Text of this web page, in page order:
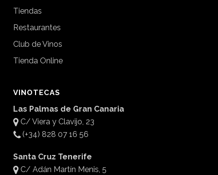
Tiendas
Restaurantes
Club de Vinos
Tienda Online
VINOTECAS
Las Palmas de Gran Canaria
C/ Viera y Clavijo, 23
(+34) 828 07 16 56
Santa Cruz Tenerife
C/ Adán Martín Menis, 5